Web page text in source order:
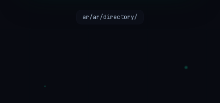
/ar/ar/directory